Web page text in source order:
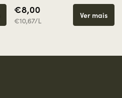
€8,00
€10,67/L
Ver mais